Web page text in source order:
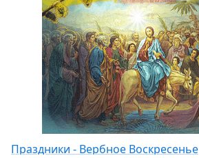
Праздники - Вербное Воскресенье